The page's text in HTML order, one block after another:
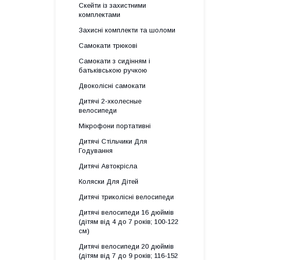
Скейти із захистними
комплектами
Захисні комплекти та шоломи
Самокати трюкові
Самокати з сидінням і
батьківською ручкою
Двоколісні самокати
Дитячі 2-хколесные
велосипеди
Мікрофони портативні
Дитячі Стільчики Для
Годування
Дитячі Автокрісла
Коляски Для Дітей
Дитячі триколісні велосипеди
Дитячі велосипеди 16 дюймів
(дітям від 4 до 7 років; 100-122
см)
Дитячі велосипеди 20 дюймів
(дітям від 7 до 9 років; 116-152